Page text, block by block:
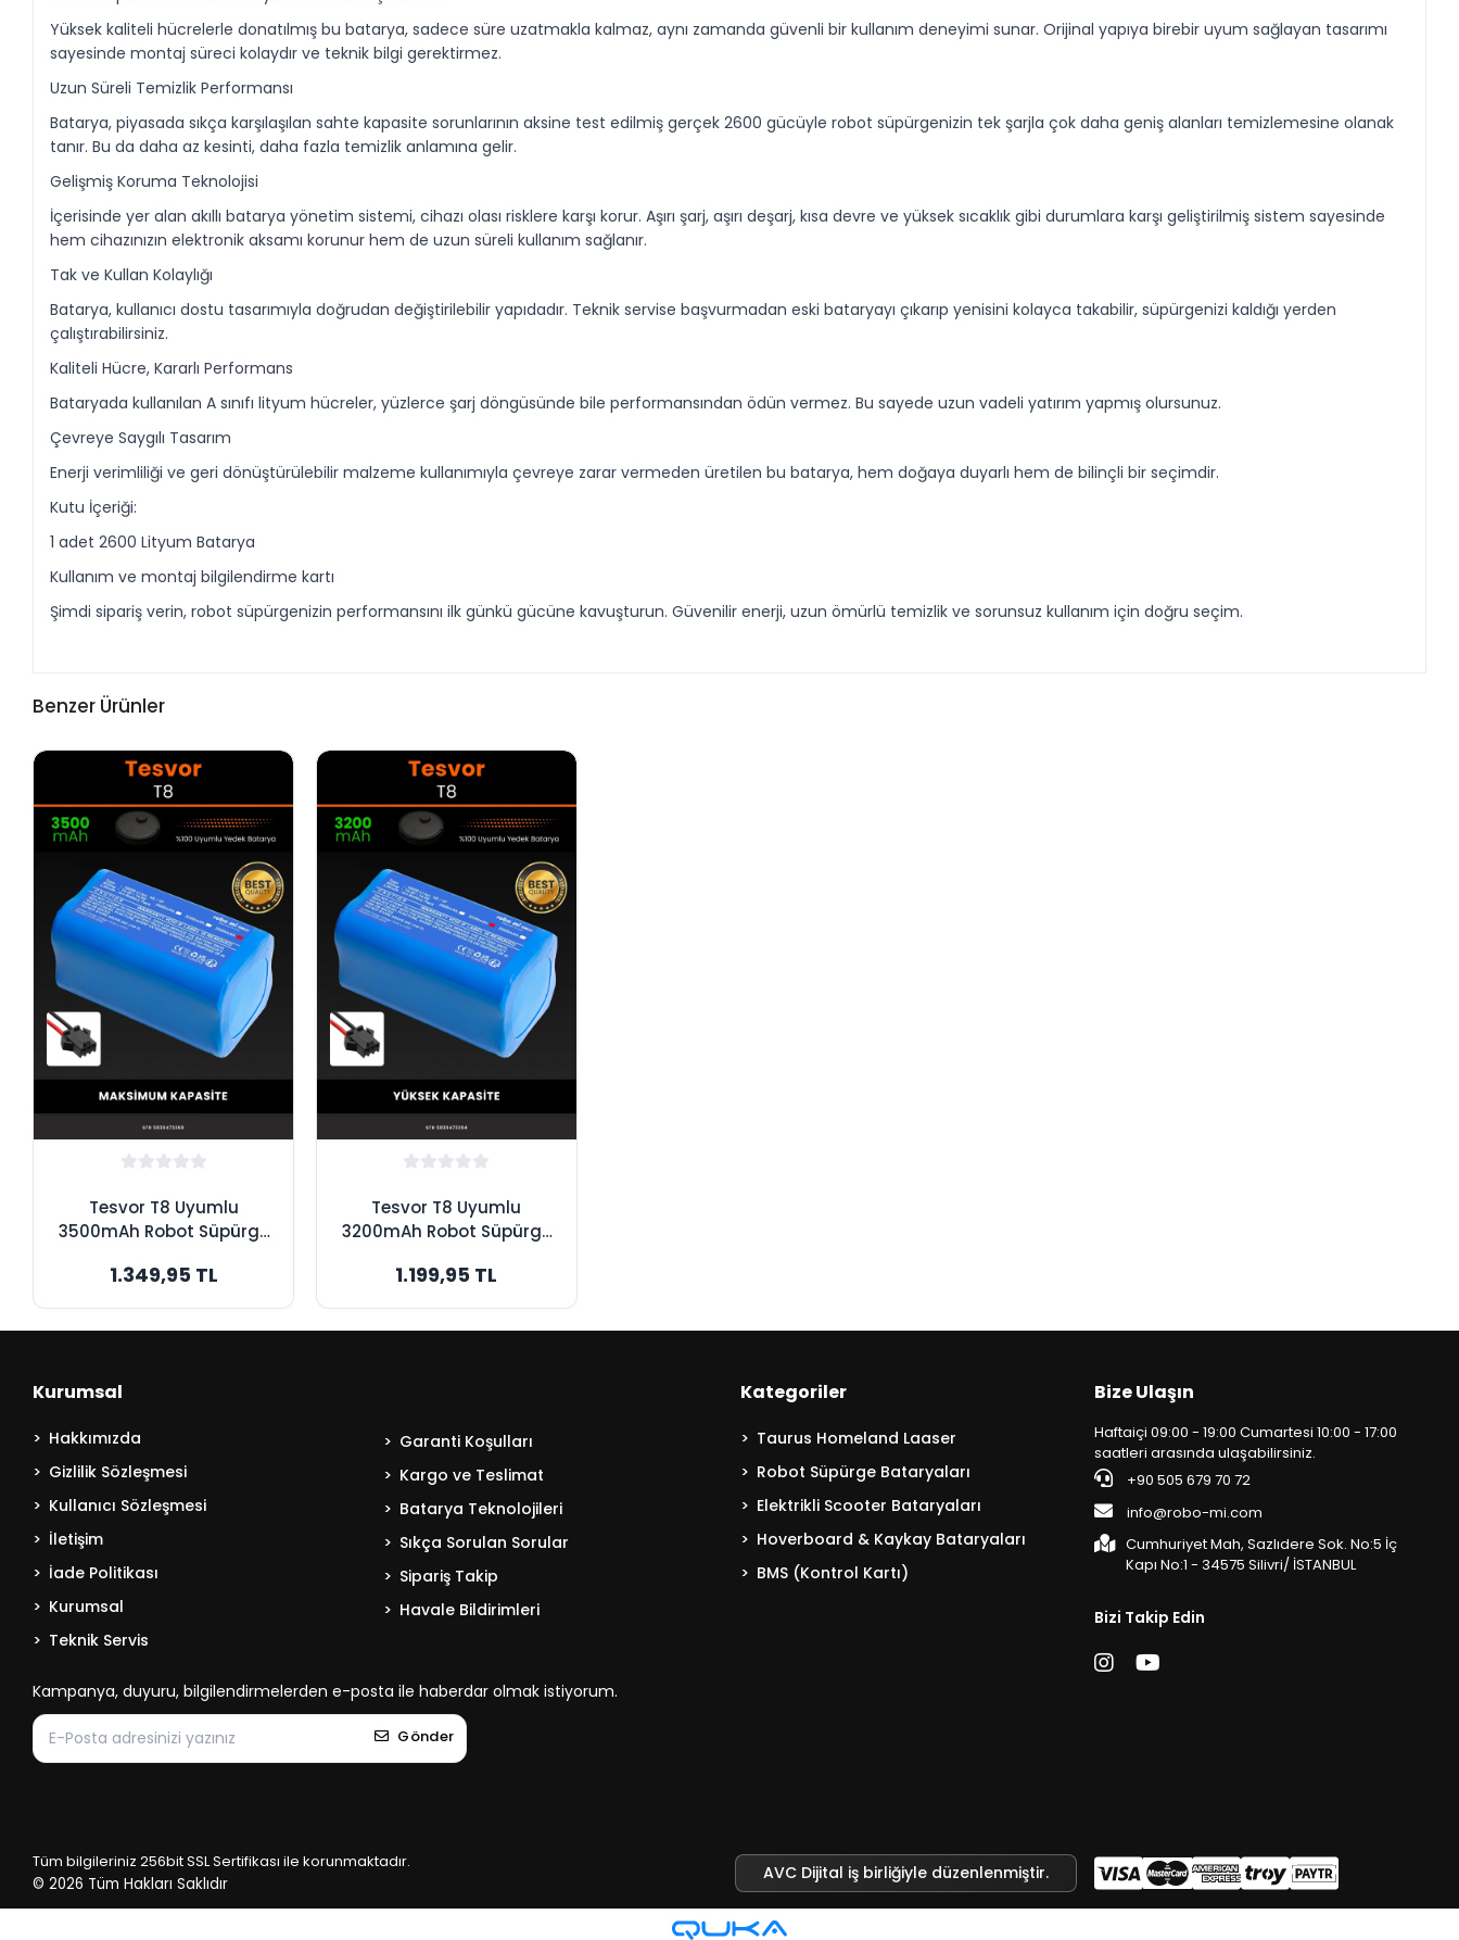
Yüksek kaliteli hücrelerle donatılmış bu batarya, sadece süre uzatmakla kalmaz, aynı zamanda güvenli bir kullanım deneyimi sunar. Orijinal yapıya birebir uyum sağlayan tasarımı
sayesinde montaj süreci kolaydır ve teknik bilgi gerektirmez.
Uzun Süreli Temizlik Performansı
Batarya, piyasada sıkça karşılaşılan sahte kapasite sorunlarının aksine test edilmiş gerçek 2600 gücüyle robot süpürgenizin tek şarjla çok daha geniş alanları temizlemesine olanak
tanır. Bu da daha az kesinti, daha fazla temizlik anlamına gelir.
Gelişmiş Koruma Teknolojisi
İçerisinde yer alan akıllı batarya yönetim sistemi, cihazı olası risklere karşı korur. Aşırı şarj, aşırı deşarj, kısa devre ve yüksek sıcaklık gibi durumlara karşı geliştirilmiş sistem sayesinde
hem cihazınızın elektronik aksamı korunur hem de uzun süreli kullanım sağlanır.
Tak ve Kullan Kolaylığı
Batarya, kullanıcı dostu tasarımıyla doğrudan değiştirilebilir yapıdadır. Teknik servise başvurmadan eski bataryayı çıkarıp yenisini kolayca takabilir, süpürgenizi kaldığı yerden
çalıştırabilirsiniz.
Kaliteli Hücre, Kararlı Performans
Bataryada kullanılan A sınıfı lityum hücreler, yüzlerce şarj döngüsünde bile performansından ödün vermez. Bu sayede uzun vadeli yatırım yapmış olursunuz.
Çevreye Saygılı Tasarım
Enerji verimliliği ve geri dönüştürülebilir malzeme kullanımıyla çevreye zarar vermeden üretilen bu batarya, hem doğaya duyarlı hem de bilinçli bir seçimdir.
Kutu İçeriği:
1 adet 2600 Lityum Batarya
Kullanım ve montaj bilgilendirme kartı
Şimdi sipariş verin, robot süpürgenizin performansını ilk günkü gücüne kavuşturun. Güvenilir enerji, uzun ömürlü temizlik ve sorunsuz kullanım için doğru seçim.
Benzer Ürünler
Tesvor T8 Uyumlu
3500mAh Robot Süpürge
Kapasite
1.349,95 TL
Tesvor T8 Uyumlu
3200mAh Robot Süpürge
Kapasite
1.199,95 TL
Kurumsal
Hakkımızda
Gizlilik Sözleşmesi
Kullanıcı Sözleşmesi
İletişim
İade Politikası
Kurumsal
Teknik Servis
Garanti Koşulları
Kargo ve Teslimat
Batarya Teknolojileri
Sıkça Sorulan Sorular
Sipariş Takip
Havale Bildirimleri
Kampanya, duyuru, bilgilendirmelerden e-posta ile haberdar olmak istiyorum.
Gönder
Kategoriler
Taurus Homeland Laaser
Robot Süpürge Bataryaları
Elektrikli Scooter Bataryaları
Hoverboard & Kaykay Bataryaları
BMS (Kontrol Kartı)
Bize Ulaşın
Haftaiçi 09:00 - 19:00 Cumartesi 10:00 - 17:00
saatleri arasında ulaşabilirsiniz.
+90 505 679 70 72
info@robo-mi.com
Cumhuriyet Mah, Sazlıdere Sok. No:5 İç
Kapı No:1 - 34575 Silivri/ İSTANBUL
Bizi Takip Edin
Tüm bilgileriniz 256bit SSL Sertifikası ile korunmaktadır.
© 2026 Tüm Hakları Saklıdır
AVC Dijital iş birliğiyle düzenlenmiştir.